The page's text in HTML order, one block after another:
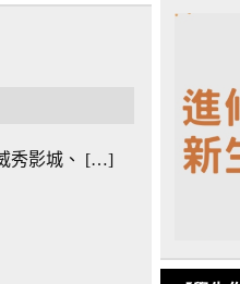
秀影城、 […]